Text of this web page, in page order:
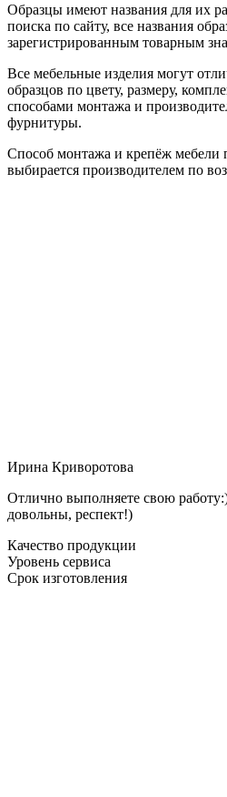
Образцы имеют названия для их
поиска по сайту, все названия
зарегистрированным товарным
Все мебельные изделия могут
образцов по цвету, размеру,
способами монтажа и
фурнитуры.
Способ монтажа и крепёж мебели
выбирается производителем по
Ирина Криворотова
Отлично выполняете свою
довольны, респект!)
Качество продукции
Уровень сервиса
Срок изготовления